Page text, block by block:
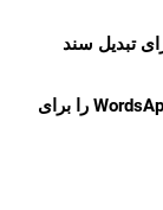
تبدیل سند
نمونه کلاس WordsApi را برای